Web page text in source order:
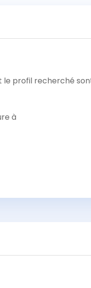
le profil recherché
à